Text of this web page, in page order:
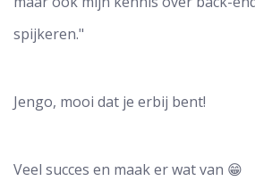
spijkeren."
Jengo, mooi dat je erbij bent!
Veel succes en maak er wat van 😁